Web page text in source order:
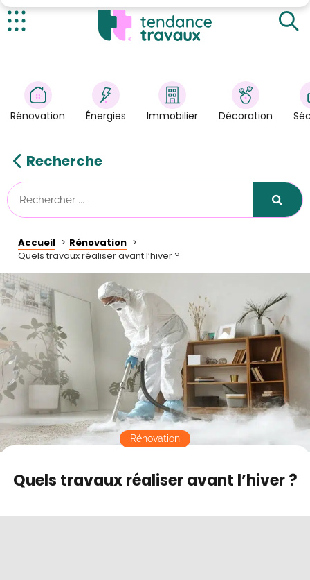
Énergies
Immobilier
Astuces/DIY
Tendance Travaux
Kit partenaire
À propos
Contact
Mode sombre
Rénovation Énergies Immobilier Décoration
Recherche
Accueil
Rénovation
Quels travaux réaliser avant l’hiver ?
Vérifiez votre toiture
Changez vos fenêtres
Quels travaux réaliser avant l’hiver ?
Rénovation